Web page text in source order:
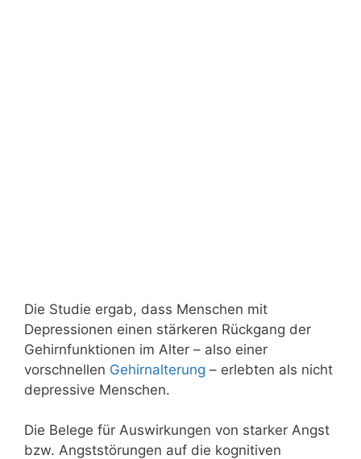
Die Studie ergab, dass Menschen mit
Depressionen einen stärkeren Rückgang der
Gehirnfunktionen im Alter – also einer
vorschnellen Gehirnalterung – erlebten als nicht
depressive Menschen.
Die Belege für Auswirkungen von starker Angst
bzw. Angststörungen auf die kognitiven